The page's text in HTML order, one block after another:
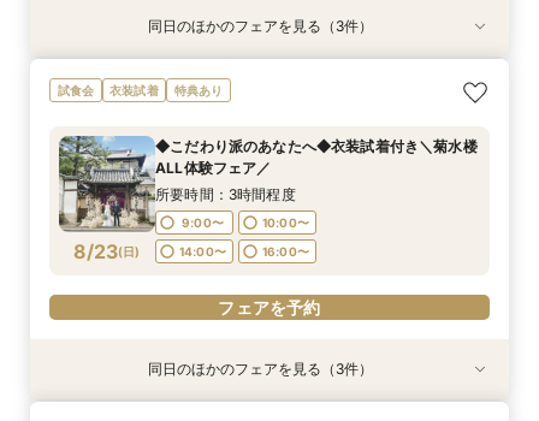
衣装試着 特典あり
8/22(土)
◆こだわり派のあなたへ◆衣装試着付き＼菊水楼
ALL体験フェア／
9:00〜
10:00〜
14:00〜
16:00〜
フェアを予約
8/22(土)
※＼まずは情報収集だけ／※90分クイックで会場
ご案内フェア
9:00〜
10:00〜
14:00〜
16:00〜
フェアを予約
8/22(土)
《★オンライン90分フェア★》一旦情報収集の
方＆遠方の方向け
9:00〜
10:00〜
14:00〜
16:00〜
フェアを予約
同日のほかのフェアを見る（3件）
試食会 衣装試着 特典あり
8/23(日)
◆こだわり派のあなたへ◆衣装試着付き＼菊水楼
ALL体験フェア／
所要時間：3時間程度
9:00〜
10:00〜
14:00〜
16:00〜
フェアを予約
特典あり同日のほかのフェアを見る（3件）